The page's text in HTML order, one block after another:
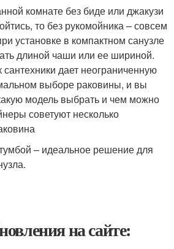
комнате без биде или джакузи
то без рукомойника – совсем
установке в компактном санузле
длиной чаши или ее шириной.
дает неограниченную
выборе раковины, и вы
модель выбрать и чем можно
советуют несколько
– идеальное решение для
на сайте: